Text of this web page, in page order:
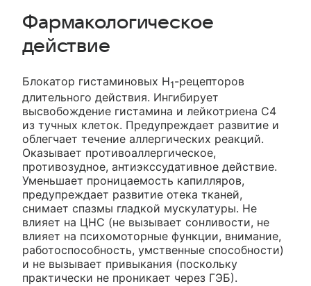
Фармакологическое
действие
Блокатор гистаминовых Н1-рецепторов
длительного действия. Ингибирует
высвобождение гистамина и лейкотриена С4
из тучных клеток. Предупреждает развитие и
облегчает течение аллергических реакций.
Оказывает противоаллергическое,
противозудное, антиэкссудативное действие.
Уменьшает проницаемость капилляров,
предупреждает развитие отека тканей,
снимает спазмы гладкой мускулатуры. Не
влияет на ЦНС (не вызывает сонливости, не
влияет на психомоторные функции, внимание,
работоспособность, умственные способности)
и не вызывает привыкания (поскольку
практически не проникает через ГЭБ).